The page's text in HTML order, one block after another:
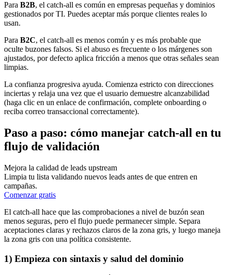
Para B2B, el catch-all es común en empresas pequeñas y dominios
gestionados por TI. Puedes aceptar más porque clientes reales lo
usan.
Para B2C, el catch-all es menos común y es más probable que
oculte buzones falsos. Si el abuso es frecuente o los márgenes son
ajustados, por defecto aplica fricción a menos que otras señales sean
limpias.
La confianza progresiva ayuda. Comienza estricto con direcciones
inciertas y relaja una vez que el usuario demuestre alcanzabilidad
(haga clic en un enlace de confirmación, complete onboarding o
reciba correo transaccional correctamente).
Paso a paso: cómo manejar catch-all en tu
flujo de validación
Mejora la calidad de leads upstream
Limpia tu lista validando nuevos leads antes de que entren en
campañas.
Comenzar gratis
El catch-all hace que las comprobaciones a nivel de buzón sean
menos seguras, pero el flujo puede permanecer simple. Separa
aceptaciones claras y rechazos claros de la zona gris, y luego maneja
la zona gris con una política consistente.
1) Empieza con sintaxis y salud del dominio